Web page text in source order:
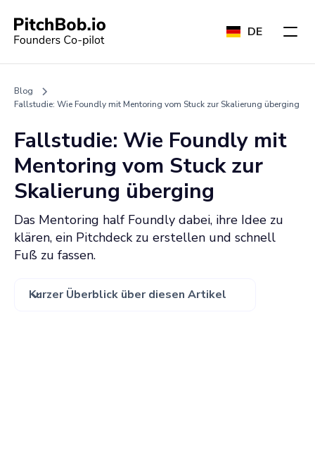
DE
Blog
Fallstudie: Wie Foundly mit Mentoring vom Stuck zur Skalierung überging
Fallstudie: Wie Foundly mit
Mentoring vom Stuck zur
Skalierung überging
Das Mentoring half Foundly dabei, ihre Idee zu
klären, ein Pitchdeck zu erstellen und schnell
Fuß zu fassen.
Kurzer Überblick über diesen Artikel